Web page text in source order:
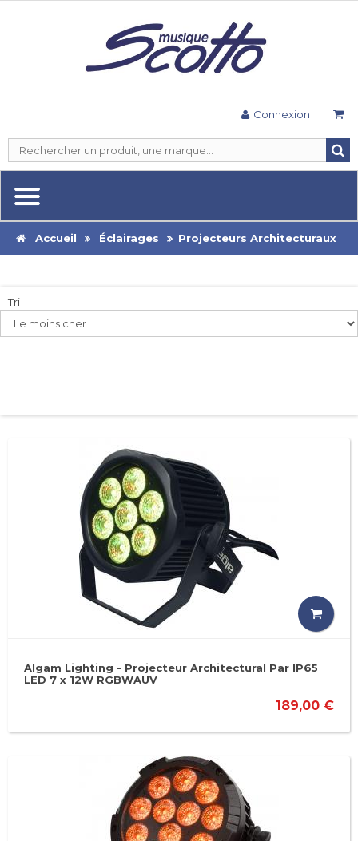
Connexion
Accueil Éclairages Projecteurs Architecturaux
Tri
Algam Lighting - Projecteur Architectural Par IP65
LED 7 x 12W RGBWAUV
189,00 €